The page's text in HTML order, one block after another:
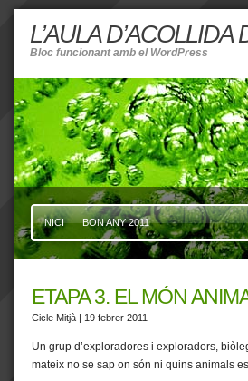
L’AULA
Bloc funcionant amb el WordPress
INICI BON ANY 2011
ETAPA 3. EL MÓN
Cicle Mitjà | 19 febrer 2011
Un grup d’exploradores i exploradors,
mateix no se sap on són ni quins animals